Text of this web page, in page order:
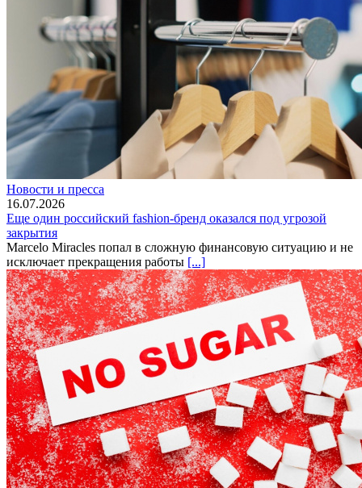
Новости и пресса
16.07.2026
Еще один российский fashion-бренд оказался под угрозой
закрытия
Marcelo Miracles попал в сложную финансовую ситуацию и не
исключает прекращения работы [...]